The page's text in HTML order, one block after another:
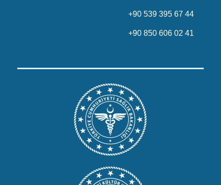
+90 539 395 67 44
+90 850 606 02 41